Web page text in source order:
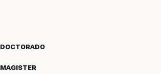
DOCTORADO
MAGISTER